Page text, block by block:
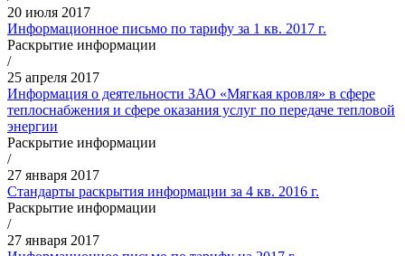
20 июля 2017
Информационное письмо по тарифу за 1 кв. 2017 г.
Раскрытие информации
/
25 апреля 2017
Информация о деятельности ЗАО «Мягкая кровля» в сфере
теплоснабжения и сфере оказания услуг по передаче тепловой
энергии
Раскрытие информации
/
27 января 2017
Стандарты раскрытия информации за 4 кв. 2016 г.
Раскрытие информации
/
27 января 2017